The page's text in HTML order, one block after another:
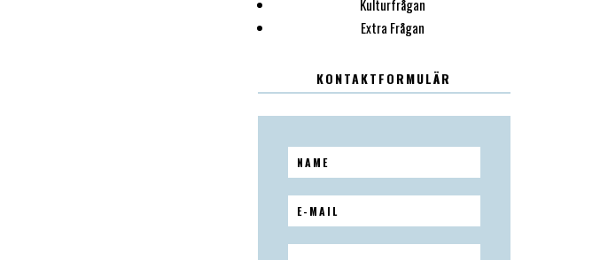
Kulturfrågan
Extra Frågan
KONTAKTFORMULÄR